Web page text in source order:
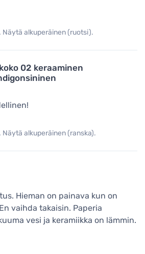
alkuperäinen (ruotsi).
02 keraaminen
alkuperäinen (ranska).
Hieman on painava kun on
vaihda takaisin. Paperia
vesi ja keramiikka on lämmin.